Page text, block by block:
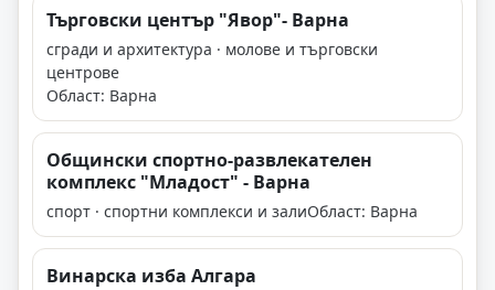
Търговски център "Явор"- Варна
сгради и архитектура · молове и търговски
центрове
Област: Варна
Общински спортно-развлекателен
комплекс "Младост" - Варна
спорт · спортни комплекси и залиОбласт: Варна
Винарска изба Алгара